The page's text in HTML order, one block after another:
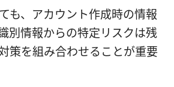
も、アカウント作成時の情報
別情報からの特定リスクは残
策を組み合わせることが重要